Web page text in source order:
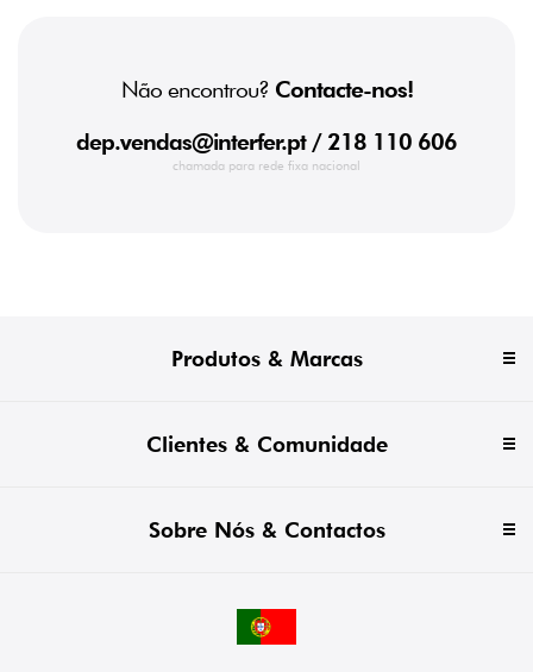
Não encontrou? Contacte-nos!
dep.vendas@interfer.pt/ 218 110 606
chamada para rede fixa nacional
Produtos & Marcas
Clientes & Comunidade
Sobre Nós & Contactos